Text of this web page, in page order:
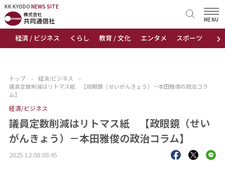
KK KYODO NEWS SITE
›
経済 / ビジネス くらし 教育 / 文化 エンタメ スポーツ 地域
MENU
KK KYODONEWS SITE
トップページ
ニュース
おすすめコンテンツ
出版物
トップ › 経済/ビジネス
›
議員定数削減はリトマス紙 【政眼鏡（せいがんきょう）－本田雅俊の政治コラ
ム】
経済/ビジネス
議員定数削減はリトマス紙 【政眼鏡（せい
がんきょう）－本田雅俊の政治コラム】
2025.12.08 08:45